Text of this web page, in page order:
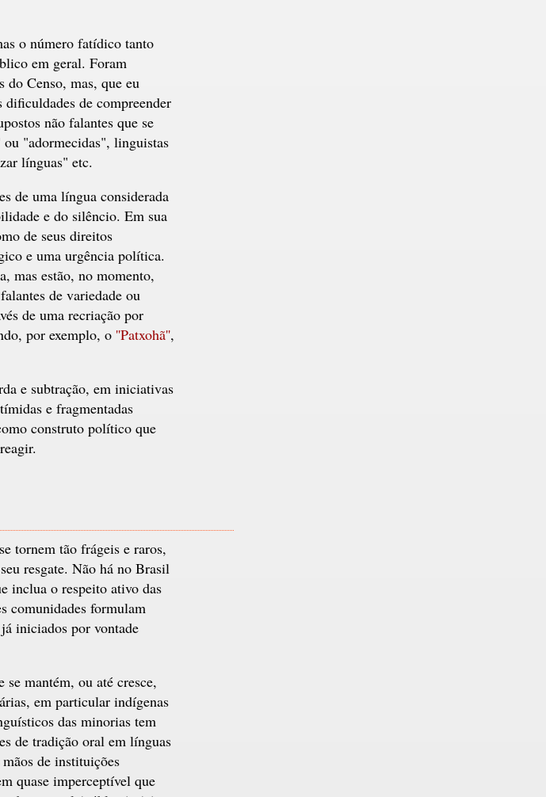
o número fatídico tanto
em geral. Foram
do Censo, mas, que eu
dificuldades de compreender
não falantes que se
"adormecidas", linguistas
línguas" etc.
de uma língua considerada
e do silêncio. Em sua
de seus direitos
e uma urgência política.
mas estão, no momento,
de variedade ou
de uma recriação por
por exemplo, o ''Patxohã'',
e subtração, em iniciativas
e fragmentadas
construto político que
tornem tão frágeis e raros,
resgate. Não há no Brasil
inclua o respeito ativo das
comunidades formulam
iniciados por vontade
se mantém, ou até cresce,
em particular indígenas
das minorias tem
de tradição oral em línguas
de instituições
quase imperceptível que